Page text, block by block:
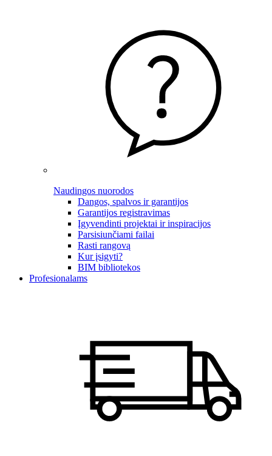
Naudingos nuorodos
Dangos, spalvos ir garantijos
Garantijos registravimas
Įgyvendinti projektai ir inspiracijos
Parsisiunčiami failai
Rasti rangovą
Kur įsigyti?
BIM bibliotekos
Profesionalams